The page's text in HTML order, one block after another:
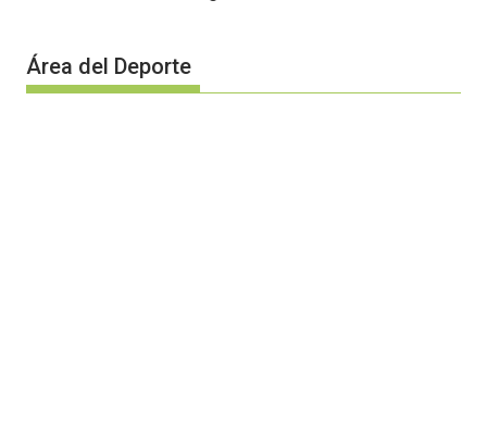
Área del Deporte